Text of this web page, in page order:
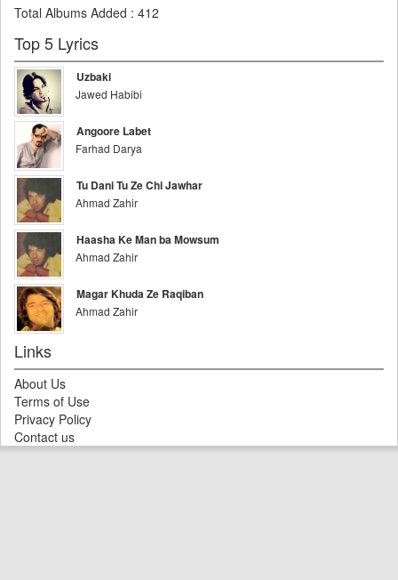
Total Albums Added : 412
Top 5 Lyrics
Uzbaki
Jawed Habibi
Angoore Labet
Farhad Darya
Tu Dani Tu Ze Chi Jawhar
Ahmad Zahir
Haasha Ke Man ba Mowsum
Ahmad Zahir
Magar Khuda Ze Raqiban
Ahmad Zahir
Links
About Us
Terms of Use
Privacy Policy
Contact us